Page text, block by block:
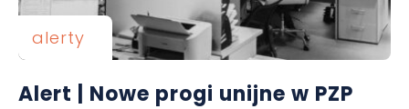
alerty
Alert | Nowe progi unijne w PZP